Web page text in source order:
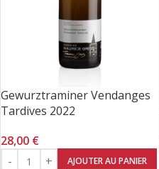
Gewurztraminer Vendanges
Tardives 2022
28,00 €
AJOUTER AU PANIER